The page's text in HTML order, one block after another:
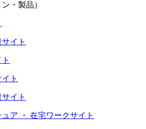
・製品）
イト
ト
イト
ア ・ 在宅ワークサイト